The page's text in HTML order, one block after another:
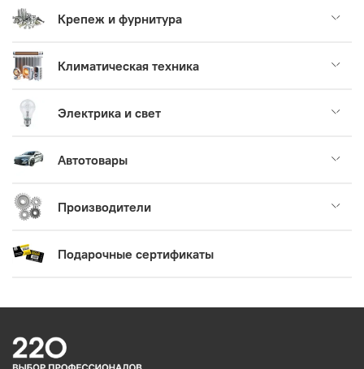
Крепеж и фурнитура
Климатическая техника
Электрика и свет
Автотовары
Производители
Подарочные сертификаты